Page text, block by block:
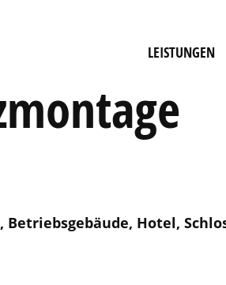
LEISTUNGEN
Betriebsgebäude, Hotel,